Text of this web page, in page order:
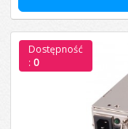
Dostępność
: 0